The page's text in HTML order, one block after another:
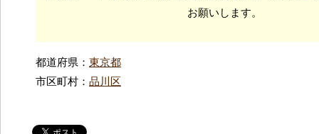
お願いします。
都道府県： 東京都
市区町村： 品川区